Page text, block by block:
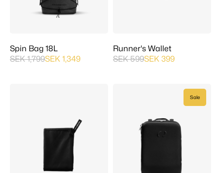
Spin Bag 18L
SEK 1,799SEK 1,349
Runner's Wallet
SEK 599SEK 399
Sale